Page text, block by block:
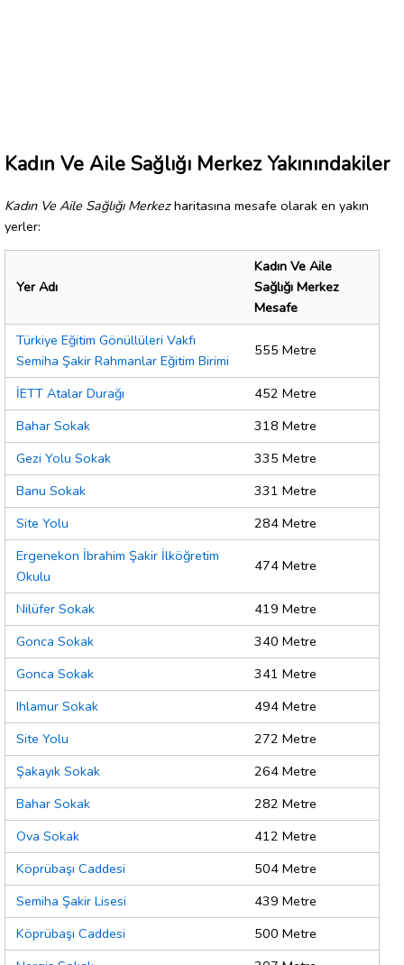
Kadın Ve Aile Sağlığı Merkez Yakınındakiler
Kadın Ve Aile Sağlığı Merkezharitasına mesafe olarak en yakın
yerler:
Yer Adı
Kadın Ve Aile
Sağlığı Merkez
Mesafe
Türkiye Eğitim Gönüllüleri Vakfı
Semiha Şakir Rahmanlar Eğitim Birimi
555 Metre
İETT Atalar Durağı
452 Metre
Bahar Sokak
318 Metre
Gezi Yolu Sokak
335 Metre
Banu Sokak
331 Metre
Site Yolu
284 Metre
Ergenekon İbrahim Şakir İlköğretim
Okulu
474 Metre
Nilüfer Sokak
419 Metre
Gonca Sokak
340 Metre
Gonca Sokak
341 Metre
Ihlamur Sokak
494 Metre
Site Yolu
272 Metre
Şakayık Sokak
264 Metre
Bahar Sokak
282 Metre
Ova Sokak
412 Metre
Köprübaşı Caddesi
504 Metre
Semiha Şakir Lisesi
439 Metre
Köprübaşı Caddesi
500 Metre